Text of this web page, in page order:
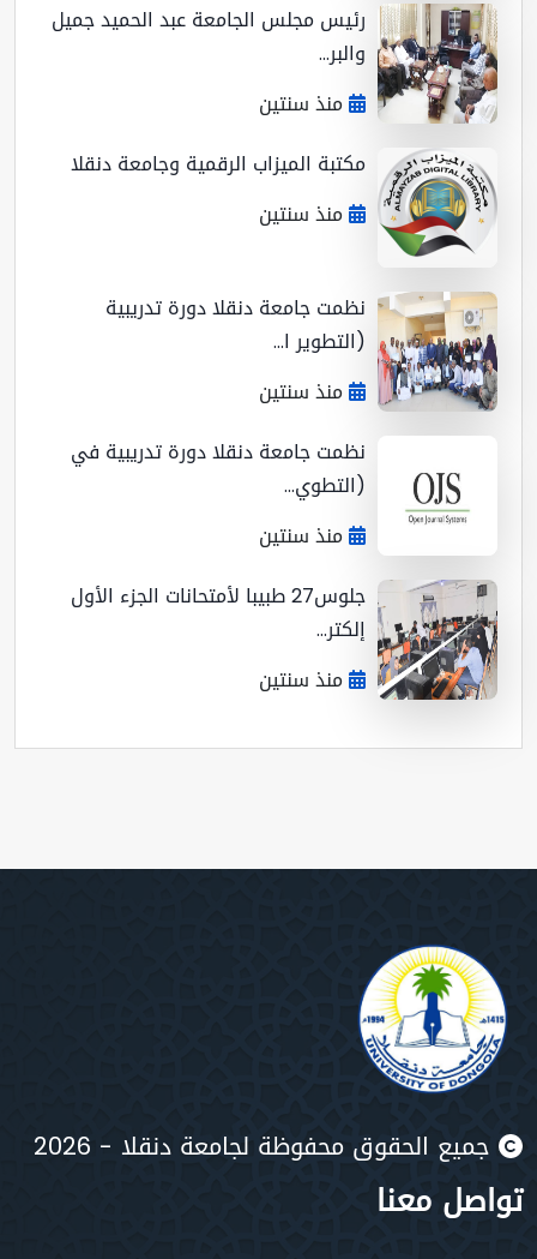
رئيس مجلس الجامعة عبد الحميد جميل
والبر...
منذ سنتين
مكتبة الميزاب الرقمية وجامعة دنقلا
منذ سنتين
نظمت جامعة دنقلا دورة تدريبية
(التطوير ا...
منذ سنتين
نظمت جامعة دنقلا دورة تدريبية في
(التطوي...
منذ سنتين
جلوس27 طبيبا لأمتحانات الجزء الأول
إلكتر...
منذ سنتين
الحقوق محفوظة لجامعة دنقلا - 2026
معنا